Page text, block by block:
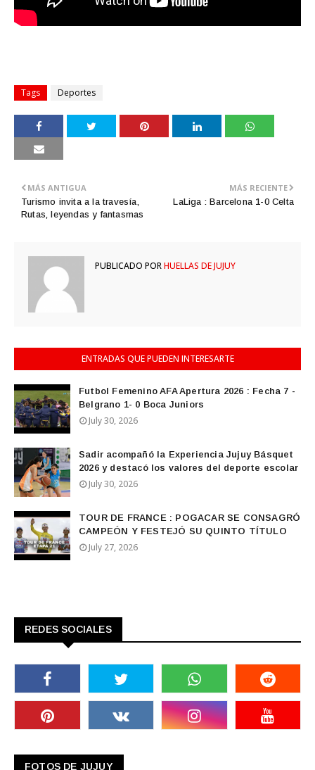
Tags Deportes
MÁS RECIENTE
LaLiga : Barcelona 1-0 Celta
MÁS ANTIGUA
Turismo invita a la travesía,
Rutas, leyendas y fantasmas
PUBLICADO PORHUELLAS DE JUJUY
ENTRADAS QUE PUEDEN INTERESARTE
Futbol Femenino AFA Apertura 2026 : Fecha 7 -
Belgrano 1- 0 Boca Juniors
July 30, 2026
Sadir acompañó la Experiencia Jujuy Básquet
2026 y destacó los valores del deporte escolar
July 30, 2026
TOUR DE FRANCE : POGACAR SE CONSAGRÓ
CAMPEÓN Y FESTEJÓ SU QUINTO TÍTULO
July 27, 2026
REDES SOCIALES
FOTOS DE JUJUY